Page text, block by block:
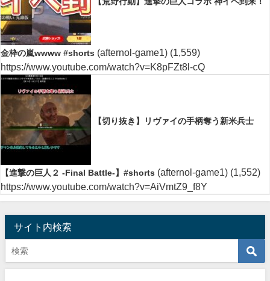
金枠の嵐wwww #shorts (afternol-game1) (1,559)
https://www.youtube.com/watch?v=K8pFZt8l-cQ
【切り抜き】リヴァイの手柄奪う新米兵士
【進撃の巨人２ -Final Battle-】#shorts (afternol-game1) (1,552)
https://www.youtube.com/watch?v=AiVmtZ9_f8Y
サイト内検索